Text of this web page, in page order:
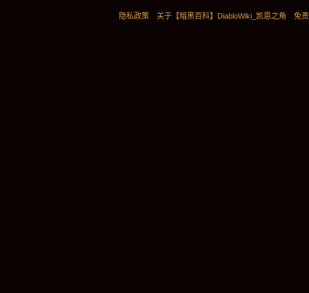
隐私政策 关于【暗黑百科】DiabloWiki_凯恩之角 免